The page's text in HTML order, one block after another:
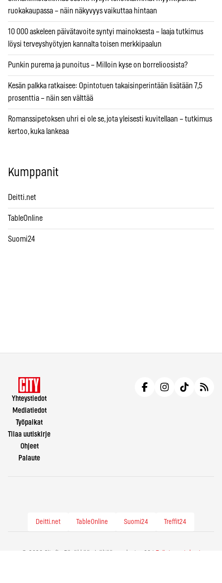
ruokakaupassa – näin näkyvyys vaikuttaa hintaan
10 000 askeleen päivätavoite syntyi mainoksesta – laaja tutkimus
löysi terveyshyötyjen kannalta toisen merkkipaalun
Punkin purema ja punoitus – Milloin kyse on borrelioosista?
Kesän palkka ratkaisee: Opintotuen takaisinperintään lisätään 7,5
prosenttia – näin sen välttää
Romanssipetoksen uhri ei ole se, jota yleisesti kuvitellaan – tutkimus
kertoo, kuka lankeaa
Kumppanit
Deitti.net
TableOnline
Suomi24
Yhteystiedot
Mediatiedot
Työpaikat
Tilaa uutiskirje
Ohjeet
Palaute
Deitti.net TableOnline Suomi24 Treffit24